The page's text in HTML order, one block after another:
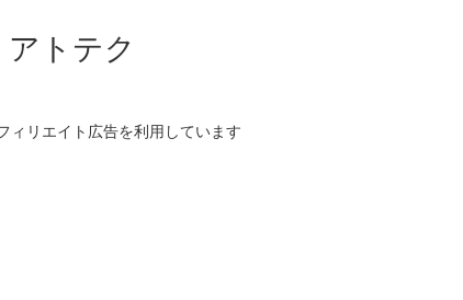
アトテク
ィリエイト広告を利用しています